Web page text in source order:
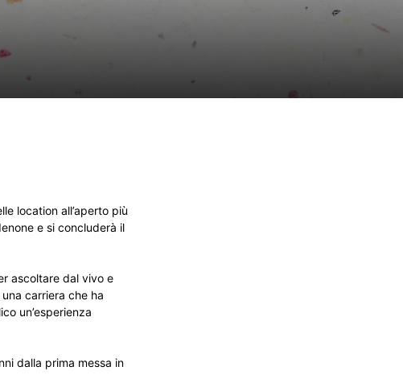
location all’aperto più
e si concluderà il
ascoltare dal vivo e
carriera che ha
un’esperienza
dalla prima messa in